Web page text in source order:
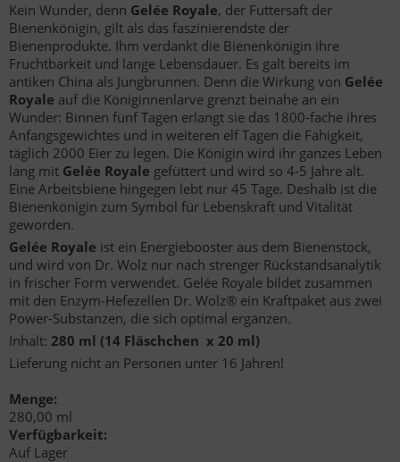
Kein Wunder, denn Gelée Royale, der Futtersaft der
Bienenkönigin, gilt als das faszinierendste der
Bienenprodukte. Ihm verdankt die Bienenköni­gin ihre
Fruchtbarkeit und lange Lebensdauer. Es galt bereits im
antiken China als Jungbrunnen. Denn die Wirkung von Gelée
Royale auf die Königinnenlarve grenzt beinahe an ein
Wunder: Binnen fünf Tagen erlangt sie das 1800-fache ihres
Anfangsgewichtes und in weiteren elf Tagen die Fähigkeit,
täglich 2000 Eier zu legen. Die Königin wird ihr ganzes Leben
lang mit Gelée Royale gefüttert und wird so 4-5 Jahre alt.
Eine Arbeits­biene hingegen lebt nur 45 Tage. Deshalb ist die
Bienenkönigin zum Symbol für Lebenskraft und Vitalität
geworden.
Gelée Royale ist ein Energiebooster aus dem Bienenstock,
und wird von Dr. Wolz nur nach strenger Rückstandsanalytik
in frischer Form verwendet. Gelée Royale bildet zusammen
mit den Enzym-Hefezel­len Dr. Wolz® ein Kraftpaket aus zwei
Power-Substanzen, die sich optimal ergänzen.
Inhalt: 280 ml (14 Fläschchen x 20 ml)
Lieferung nicht an Personen unter 16 Jahren!
Menge:
280,00 ml
Verfügbarkeit:
Auf Lager